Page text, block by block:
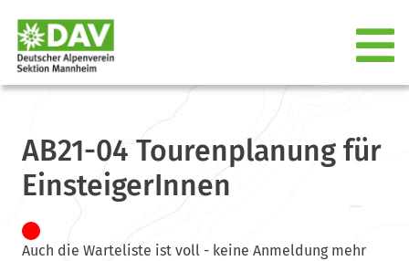
AB21-04 Tourenplanung für
EinsteigerInnen
Auch die Warteliste ist voll - keine Anmeldung mehr